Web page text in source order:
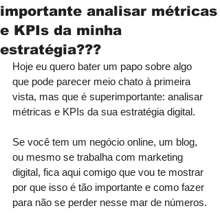
importante analisar métricas
e KPIs da minha
estratégia???
Hoje eu quero bater um papo sobre algo
que pode parecer meio chato à primeira
vista, mas que é superimportante: analisar
métricas e KPIs da sua estratégia digital.
Se você tem um negócio online, um blog,
ou mesmo se trabalha com marketing
digital, fica aqui comigo que vou te mostrar
por que isso é tão importante e como fazer
para não se perder nesse mar de números.